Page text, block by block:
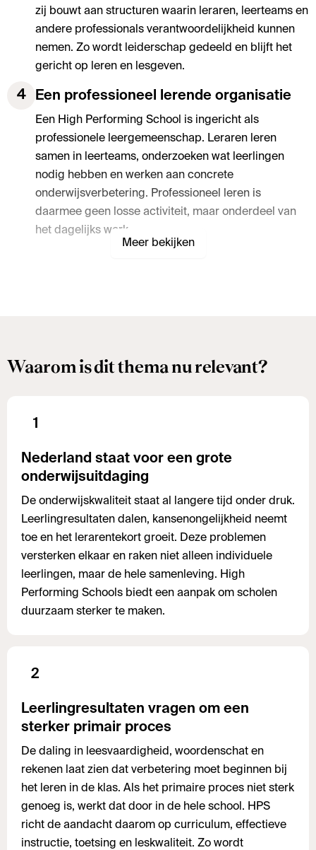
zij bouwt aan structuren waarin leraren, leerteams en
andere professionals verantwoordelijkheid kunnen
nemen. Zo wordt leiderschap gedeeld en blijft het
gericht op leren en lesgeven.
4 Een professioneel lerende organisatie
Een High Performing School is ingericht als
professionele leergemeenschap. Leraren leren
samen in leerteams, onderzoeken wat leerlingen
nodig hebben en werken aan concrete
onderwijsverbetering. Professioneel leren is
daarmee geen losse activiteit, maar onderdeel van
het dagelijks werk.
Meer bekijken
Waarom is dit thema nu relevant?
1
Nederland staat voor een grote
onderwijsuitdaging
De onderwijskwaliteit staat al langere tijd onder druk.
Leerlingresultaten dalen, kansenongelijkheid neemt
toe en het lerarentekort groeit. Deze problemen
versterken elkaar en raken niet alleen individuele
leerlingen, maar de hele samenleving. High
Performing Schools biedt een aanpak om scholen
duurzaam sterker te maken.
2
Leerlingresultaten vragen om een
sterker primair proces
De daling in leesvaardigheid, woordenschat en
rekenen laat zien dat verbetering moet beginnen bij
het leren in de klas. Als het primaire proces niet sterk
genoeg is, werkt dat door in de hele school. HPS
richt de aandacht daarom op curriculum, effectieve
instructie, toetsing en leskwaliteit. Zo wordt